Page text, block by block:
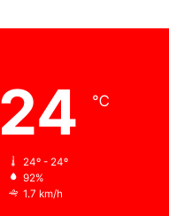
24 ℃
24º - 24º
92%
1.7 km/h